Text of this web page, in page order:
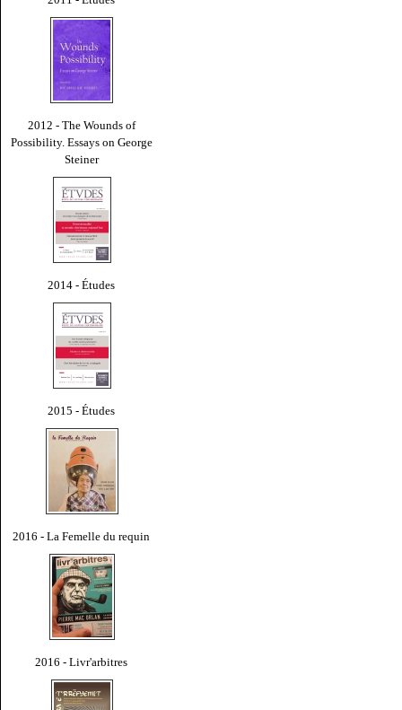
2012 - The Wounds of
Possibility. Essays on George
Steiner
2014 - Études
2015 - Études
2016 - La Femelle du requin
2016 - Livr'arbitres